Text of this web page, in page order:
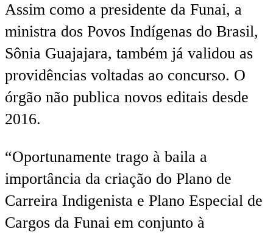
Assim como a presidente da Funai, a
ministra dos Povos Indígenas do Brasil,
Sônia Guajajara, também já validou as
providências voltadas ao concurso. O
órgão não publica novos editais desde
2016.
“Oportunamente trago à baila a
importância da criação do Plano de
Carreira Indigenista e Plano Especial de
Cargos da Funai em conjunto à